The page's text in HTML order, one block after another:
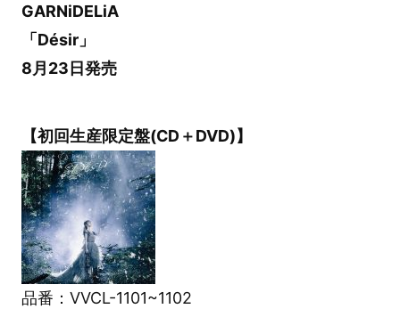
GARNiDELiA
「Désir」
8月23日発売
【初回生産限定盤(CD＋DVD)】
品番：VVCL-1101~1102